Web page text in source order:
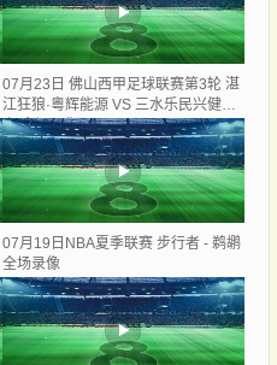
07月23日 佛山西甲足球联赛第3轮 湛
江狂狼·粵辉能源 VS 三水乐民兴健力
宝 全场录像
07月19日NBA夏季联赛 步行者 - 鹈鹕
全场录像